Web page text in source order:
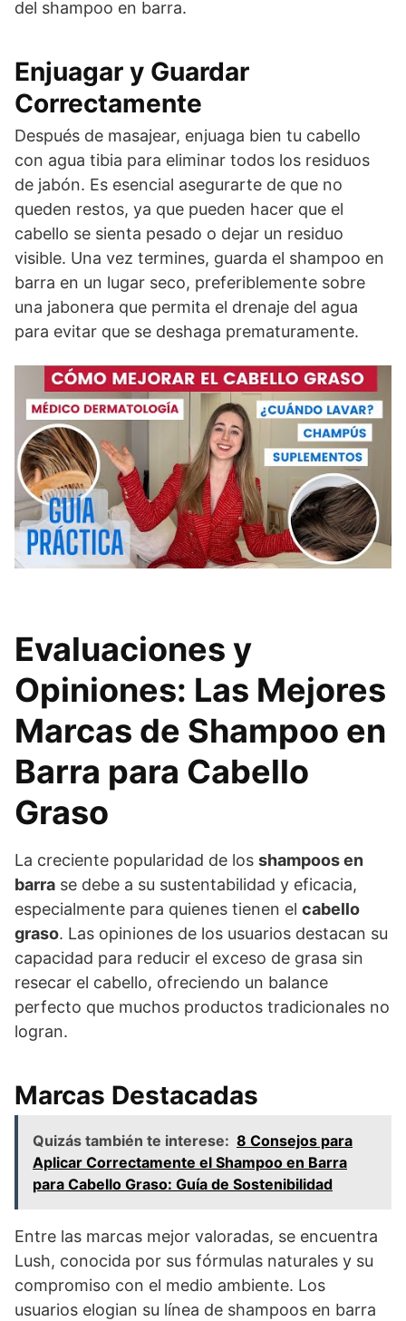
del shampoo en barra.
Enjuagar y Guardar
Correctamente
Después de masajear, enjuaga bien tu cabello
con agua tibia para eliminar todos los residuos
de jabón. Es esencial asegurarte de que no
queden restos, ya que pueden hacer que el
cabello se sienta pesado o dejar un residuo
visible. Una vez termines, guarda el shampoo en
barra en un lugar seco, preferiblemente sobre
una jabonera que permita el drenaje del agua
para evitar que se deshaga prematuramente.
Evaluaciones y
Opiniones: Las Mejores
Marcas de Shampoo en
Barra para Cabello
Graso
La creciente popularidad de los shampoos en
barra se debe a su sustentabilidad y eficacia,
especialmente para quienes tienen el cabello
graso. Las opiniones de los usuarios destacan su
capacidad para reducir el exceso de grasa sin
resecar el cabello, ofreciendo un balance
perfecto que muchos productos tradicionales no
logran.
Marcas Destacadas
Quizás también te interese: 8 Consejos para
Aplicar Correctamente el Shampoo en Barra
para Cabello Graso: Guía de Sostenibilidad
Entre las marcas mejor valoradas, se encuentra
Lush, conocida por sus fórmulas naturales y su
compromiso con el medio ambiente. Los
usuarios elogian su línea de shampoos en barra